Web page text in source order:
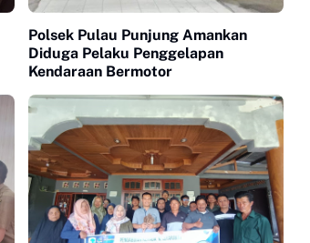
Polsek Pulau Punjung Amankan
Diduga Pelaku Penggelapan
Kendaraan Bermotor